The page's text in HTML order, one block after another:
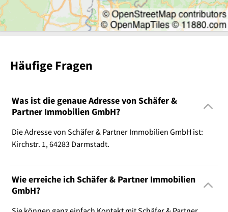
Häufige Fragen
Was ist die genaue Adresse von Schäfer &
Partner Immobilien GmbH?
Die Adresse von Schäfer & Partner Immobilien GmbH ist:
Kirchstr. 1, 64283 Darmstadt.
Wie erreiche ich Schäfer & Partner Immobilien
GmbH?